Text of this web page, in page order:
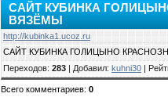
САЙТ КУБИНКА
ВЯЗЁМЫ
http://kubinka1.ucoz.ru
САЙТ КУБИНКА ГОЛИЦЫНО
Переходов: 283 | Добавил: kuhni30 |
Всего комментариев: 0